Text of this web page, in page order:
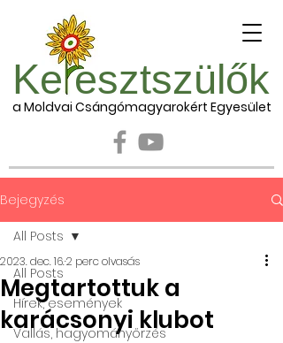
Ke esztszülők
a Moldvai Csángómagyarokért Egyesület
Bejegyzés
All Posts
Hírek, események
Vallás, hagyományőrzés
All Posts
Megtartottuk a
karácsonyi klubot
2023. dec. 16.2 perc olvasás